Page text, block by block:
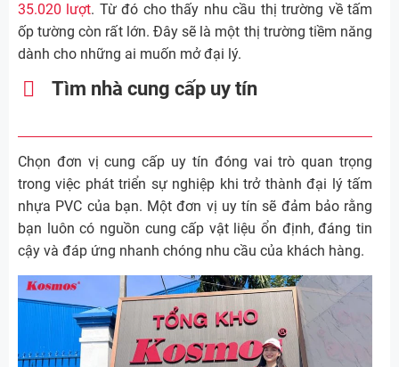
35.020 lượt. Từ đó cho thấy nhu cầu thị trường về tấm
ốp tường còn rất lớn. Đây sẽ là một thị trường tiềm năng
dành cho những ai muốn mở đại lý.
Tìm nhà cung cấp uy tín
Chọn đơn vị cung cấp uy tín đóng vai trò quan trọng
trong việc phát triển sự nghiệp khi trở thành đại lý tấm
nhựa PVC của bạn. Một đơn vị uy tín sẽ đảm bảo rằng
bạn luôn có nguồn cung cấp vật liệu ổn định, đáng tin
cậy và đáp ứng nhanh chóng nhu cầu của khách hàng.